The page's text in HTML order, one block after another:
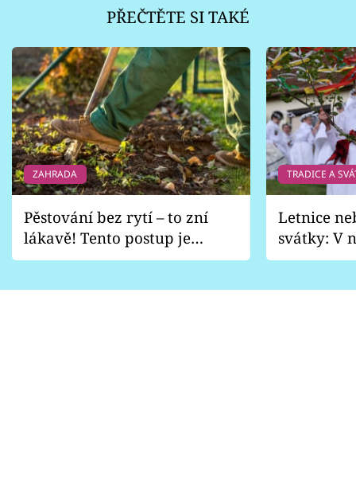
PŘEČTĚTE SI TAKÉ
ZAHRADA
Pěstování bez rytí – to zní
lákavě! Tento postup je
vhodný jen pro některé
TRADICE A
Letnice
svátky: V
pondělí